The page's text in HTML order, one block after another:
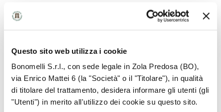
Questo sito web utilizza i cookie
Bonomelli S.r.l., con sede legale in Zola Predosa (BO),
via Enrico Mattei 6 (la "Società" o il "Titolare"), in qualità
di titolare del trattamento, desidera informare gli utenti (gli
"Utenti") in merito all'utilizzo dei cookie su questo sito.